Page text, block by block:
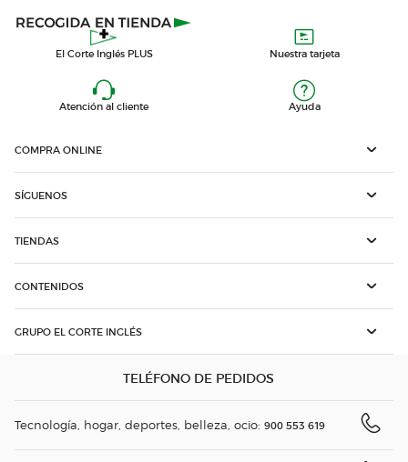
El Corte Inglés PLUS Nuestra tarjeta
Atención al cliente Ayuda
COMPRA ONLINE
SÍGUENOS
TIENDAS
CONTENIDOS
GRUPO EL CORTE INGLÉS
TELÉFONO DE PEDIDOS
Tecnología, hogar, deportes, belleza, ocio: 900 553 619